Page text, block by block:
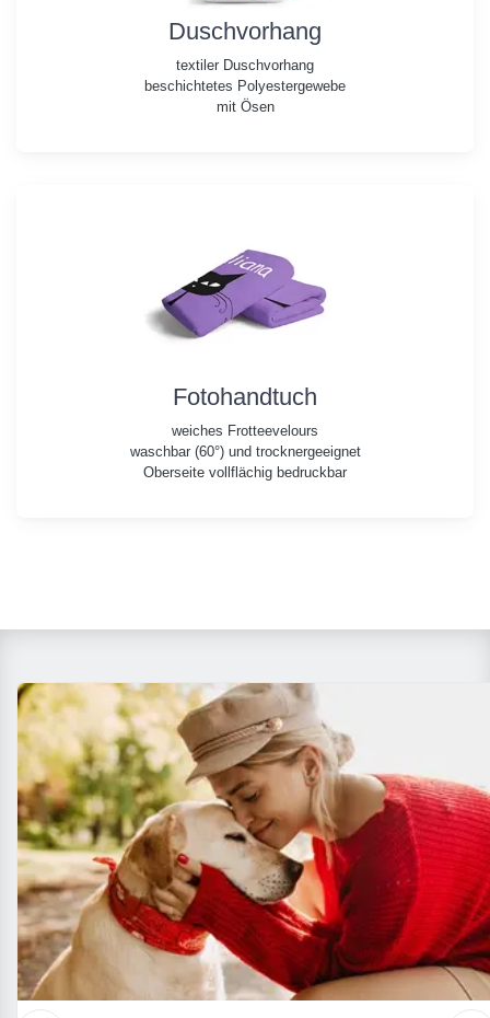
Duschvorhang
textiler Duschvorhang
beschichtetes Polyestergewebe
mit Ösen
Fotohandtuch
weiches Frotteevelours
waschbar (60°) und trocknergeeignet
Oberseite vollflächig bedruckbar